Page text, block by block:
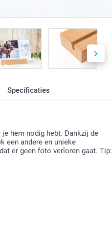
Specificaties
hem nodig hebt. Dankzij de
een andere en unieke
er geen foto verloren gaat. Tip: